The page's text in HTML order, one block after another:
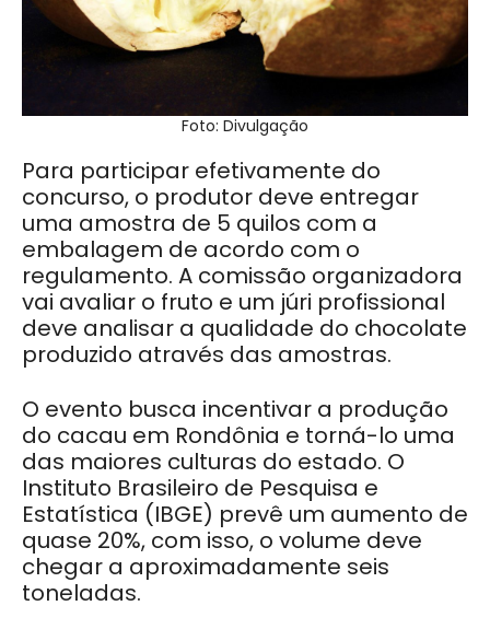
Foto: Divulgação
Para participar efetivamente do
concurso, o produtor deve entregar
uma amostra de 5 quilos com a
embalagem de acordo com o
regulamento. A comissão organizadora
vai avaliar o fruto e um júri profissional
deve analisar a qualidade do chocolate
produzido através das amostras.
O evento busca incentivar a produção
do cacau em Rondônia e torná-lo uma
das maiores culturas do estado. O
Instituto Brasileiro de Pesquisa e
Estatística (IBGE) prevê um aumento de
quase 20%, com isso, o volume deve
chegar a aproximadamente seis
toneladas.